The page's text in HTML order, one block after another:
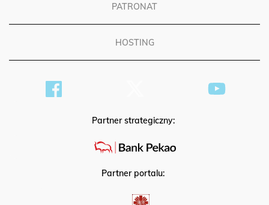
PATRONAT
HOSTING
Partner strategiczny:
Partner portalu: